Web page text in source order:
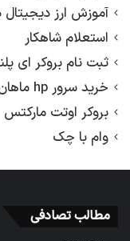
آموزش ارز
استعلام شاهکار
ثبت نام بروکر ای
خرید سرور hp ماهان
بروکر اوتت مارکتس
وام با چک
مطالب تصادفی